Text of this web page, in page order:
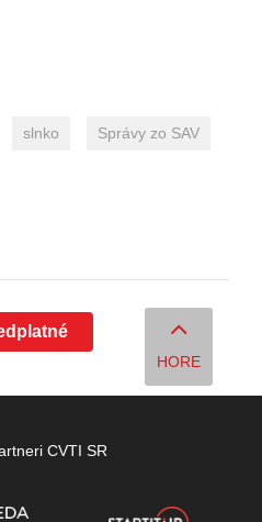
slnko Správy zo SAV
HORE
CVTI SR